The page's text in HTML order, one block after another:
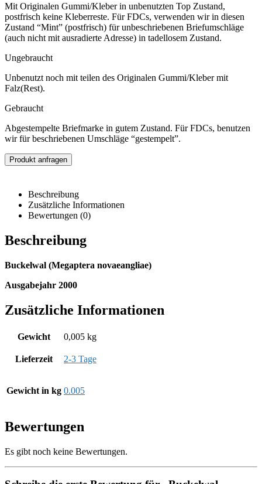
Mit Originalen Gummi/Kleber in unbenutzten Top Zustand,
postfrisch keine Kleberreste. Für FDCs, verwenden wir in diesen
Zustand “Mint” (postfrisch) für unbeschriebenen Briefumschläge
(auch nicht mit ausradierte Adresse) in tadellosem Zustand.
Ungebraucht
Unbenutzt noch mit teilen des Originalen Gummi/Kleber mit
Falz(Rest).
Gebraucht
Abgestempelte Briefmarke in gutem Zustand. Für FDCs, benutzen
wir für beschriebenen Umschläge “gestempelt”.
Produkt anfragen
Beschreibung
Zusätzliche Informationen
Bewertungen (0)
Beschreibung
Buckelwal (Megaptera novaeangliae)
Ausgabejahr 2000
Zusätzliche Informationen
Gewicht 0,005 kg
Lieferzeit 2-3 Tage
Gewicht in kg 0.005
Bewertungen
Es gibt noch keine Bewertungen.